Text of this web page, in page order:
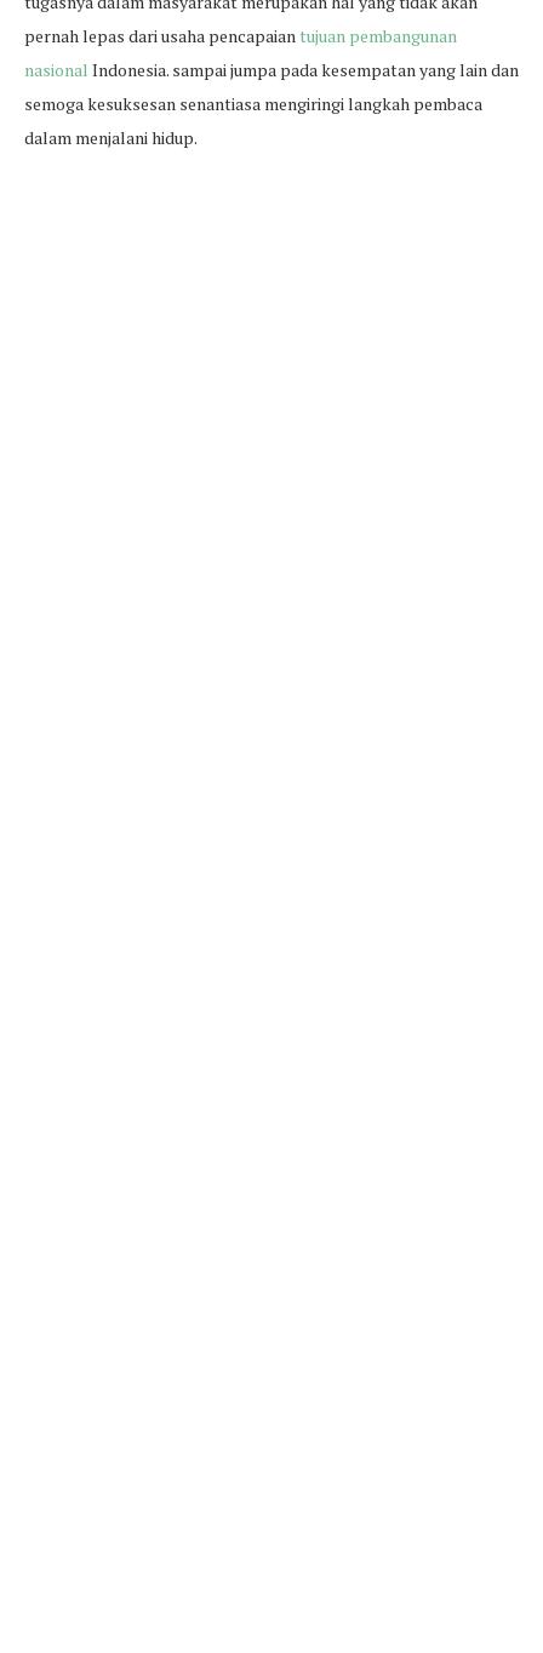
pernah lepas dari usaha pencapaiantujuan pembangunan
nasional Indonesia. sampai jumpa pada kesempatan yang lain dan
semoga kesuksesan senantiasa mengiringi langkah pembaca
dalam menjalani hidup.